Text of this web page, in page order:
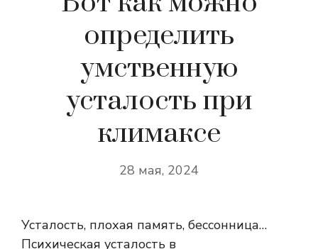
определить
умственную
усталость при
климаксе
28 мая, 2024
Усталость, плохая память, бессонница…
Психическая усталость в